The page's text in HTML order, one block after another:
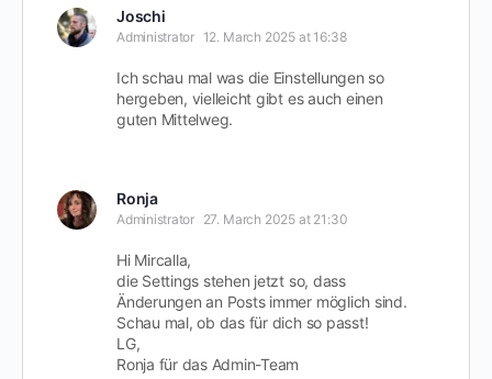
Joschi
Administrator 12. March 2025 at 16:38
Ich schau mal was die Einstellungen so
hergeben, vielleicht gibt es auch einen
guten Mittelweg.
Ronja
Administrator 27. March 2025 at 21:30
Hi Mircalla,
die Settings stehen jetzt so, dass
Änderungen an Posts immer möglich sind.
Schau mal, ob das für dich so passt!
LG,
Ronja für das Admin-Team